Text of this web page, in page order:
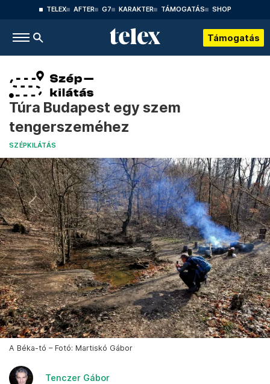
TELEX AFTER G7 KARAKTER TÁMOGATÁS SHOP
Támogatás
Túra Budapest egy szem
tengerszeméhez
SZÉPKILÁTÁS
A Béka-tó – Fotó: Martiskó Gábor
Tenczer Gábor